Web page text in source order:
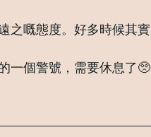
之嘅態度。好多時候其實
一個警號，需要休息了🥺